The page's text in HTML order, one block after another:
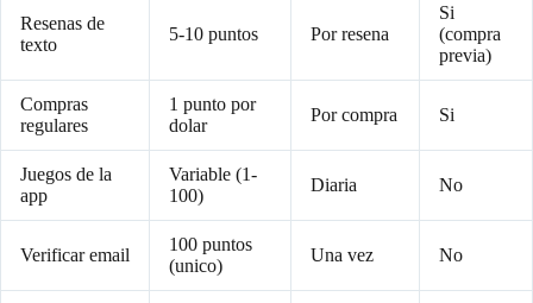
Resenas de
texto
5-10 puntos Por resena
Si
(compra
previa)
Compras
regulares
1 punto por
dolar
Por compra Si
Juegos de la
app
Variable (1-
100)
Diaria No
Verificar email
100 puntos
(unico)
Una vez No